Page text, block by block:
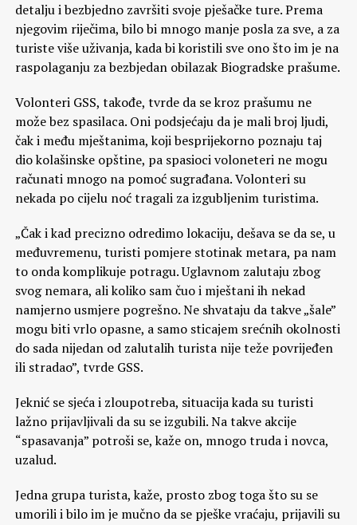
detalju i bezbjedno završiti svoje pješačke ture. Prema
njegovim riječima, bilo bi mnogo manje posla za sve, a za
turiste više uživanja, kada bi koristili sve ono što im je na
raspolaganju za bezbjedan obilazak Biogradske prašume.
Volonteri GSS, takođe, tvrde da se kroz prašumu ne
može bez spasilaca. Oni podsjećaju da je mali broj ljudi,
čak i među mještanima, koji besprijekorno poznaju taj
dio kolašinske opštine, pa spasioci voloneteri ne mogu
računati mnogo na pomoć sugrađana. Volonteri su
nekada po cijelu noć tragali za izgubljenim turistima.
„Čak i kad precizno odredimo lokaciju, dešava se da se, u
međuvremenu, turisti pomjere stotinak metara, pa nam
to onda komplikuje potragu. Uglavnom zalutaju zbog
svog nemara, ali koliko sam čuo i mještani ih nekad
namjerno usmjere pogrešno. Ne shvataju da takve „šale”
mogu biti vrlo opasne, a samo sticajem srećnih okolnosti
do sada nijedan od zalutalih turista nije teže povrijeđen
ili stradao”, tvrde GSS.
Jeknić se sjeća i zloupotreba, situacija kada su turisti
lažno prijavljivali da su se izgubili. Na takve akcije
“spasavanja” potroši se, kaže on, mnogo truda i novca,
uzalud.
Jedna grupa turista, kaže, prosto zbog toga što su se
umorili i bilo im je mučno da se pješke vraćaju, prijavili su